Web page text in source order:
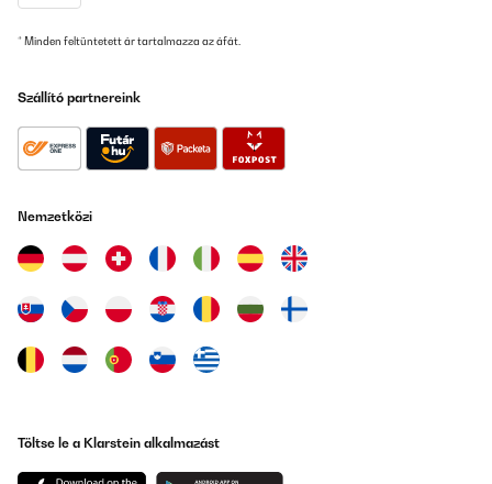
* Minden feltüntetett ár tartalmazza az áfát.
Szállító partnereink
Nemzetközi
Töltse le a Klarstein alkalmazást